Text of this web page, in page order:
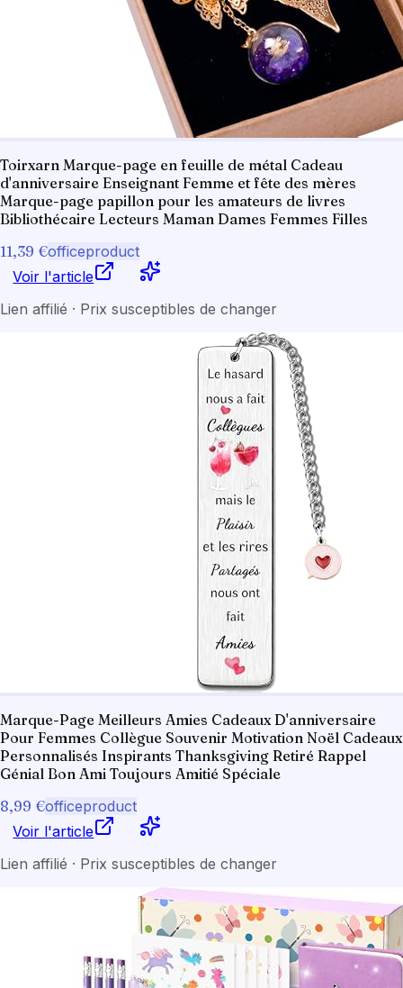
Toirxarn Marque-page en feuille de métal Cadeau
d'anniversaire Enseignant Femme et fête des mères
Marque-page papillon pour les amateurs de livres
Bibliothécaire Lecteurs Maman Dames Femmes Filles
11,39 €officeproduct
Voir l'article
Lien affilié · Prix susceptibles de changer
Marque-Page Meilleurs Amies Cadeaux D'anniversaire
Pour Femmes Collègue Souvenir Motivation Noël Cadeaux
Personnalisés Inspirants Thanksgiving Retiré Rappel
Génial Bon Ami Toujours Amitié Spéciale
8,99 €officeproduct
Voir l'article
Lien affilié · Prix susceptibles de changer